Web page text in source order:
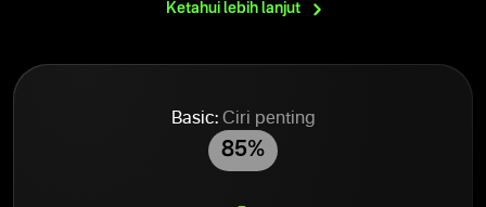
Ketahui lebih lanjut
Basic:Ciri penting
85%